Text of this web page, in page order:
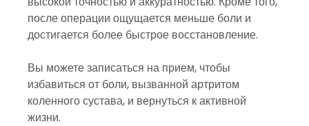
после операции ощущается меньше боли и
достигается более быстрое восстановление.
Вы можете записаться на прием, чтобы
избавиться от боли, вызванной артритом
коленного сустава, и вернуться к активной
жизни.